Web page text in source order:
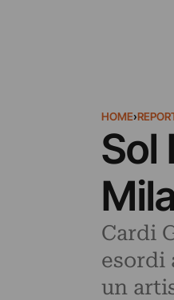
HOME›
Sol
Cardi
esordi
un